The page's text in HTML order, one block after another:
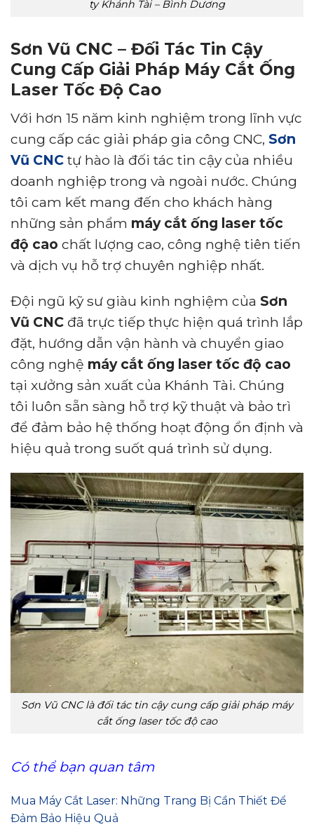
ty Khánh Tài – Bình Dương
Sơn Vũ CNC – Đối Tác Tin Cậy
Cung Cấp Giải Pháp Máy Cắt Ống
Laser Tốc Độ Cao
Với hơn 15 năm kinh nghiệm trong lĩnh vực
cung cấp các giải pháp gia công CNC, Sơn
Vũ CNC tự hào là đối tác tin cậy của nhiều
doanh nghiệp trong và ngoài nước. Chúng
tôi cam kết mang đến cho khách hàng
những sản phẩm máy cắt ống laser tốc
độ cao chất lượng cao, công nghệ tiên tiến
và dịch vụ hỗ trợ chuyên nghiệp nhất.
Đội ngũ kỹ sư giàu kinh nghiệm của Sơn
Vũ CNC đã trực tiếp thực hiện quá trình lắp
đặt, hướng dẫn vận hành và chuyển giao
công nghệ máy cắt ống laser tốc độ cao
tại xưởng sản xuất của Khánh Tài. Chúng
tôi luôn sẵn sàng hỗ trợ kỹ thuật và bảo trì
để đảm bảo hệ thống hoạt động ổn định và
hiệu quả trong suốt quá trình sử dụng.
Sơn Vũ CNC là đối tác tin cậy cung cấp giải pháp máy
cắt ống laser tốc độ cao
Có thể bạn quan tâm
Mua Máy Cắt Laser: Những Trang Bị Cần Thiết Để
Đảm Bảo Hiệu Quả